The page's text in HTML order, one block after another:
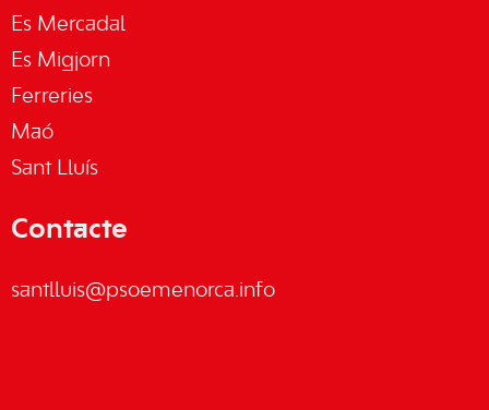
Es Mercadal
Es Migjorn
Ferreries
Maó
Sant Lluís
Contacte
santlluis@psoemenorca.info